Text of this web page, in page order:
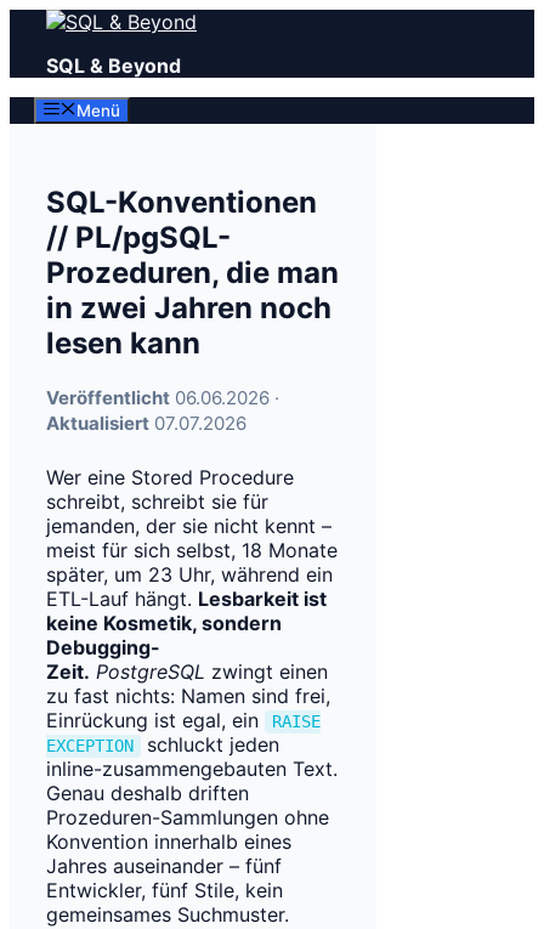
Zum
springen
SQL & Beyond
Menü
SQL-Konventionen
// PL/pgSQL-
Prozeduren, die man
in zwei Jahren noch
lesen kann
Veröffentlicht 06.06.2026 ·
Aktualisiert 07.07.2026
Wer eine Stored Procedure
schreibt, schreibt sie für
jemanden, der sie nicht kennt –
meist für sich selbst, 18 Monate
später, um 23 Uhr, während ein
ETL-Lauf hängt. Lesbarkeit ist
keine Kosmetik, sondern
Debugging-
Zeit. PostgreSQL zwingt einen
zu fast nichts: Namen sind frei,
Einrückung ist egal, ein
RAISE
EXCEPTION
schluckt jeden
inline-zusammengebauten Text.
Genau deshalb driften
Prozeduren-Sammlungen ohne
Konvention innerhalb eines
Jahres auseinander – fünf
Entwickler, fünf Stile, kein
gemeinsames Suchmuster.